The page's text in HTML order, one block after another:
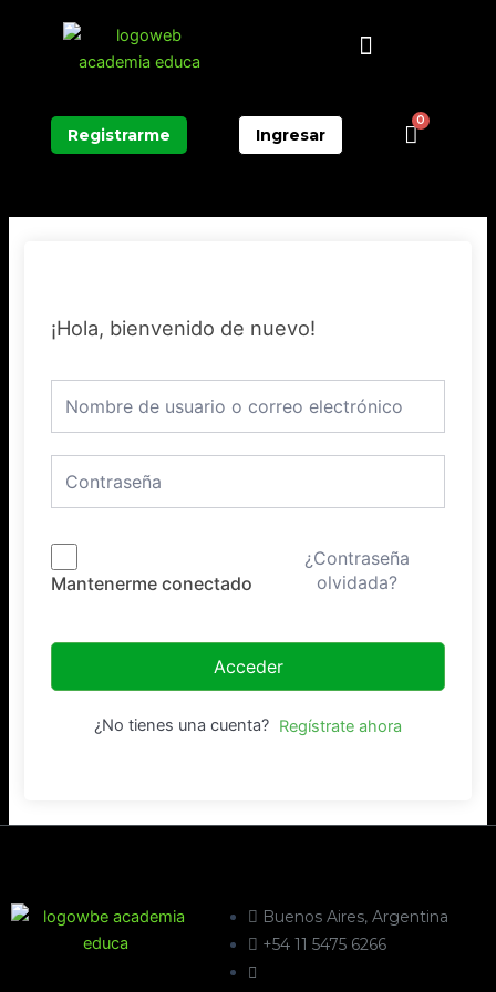
Menú
Registrarme Ingresar
0
¡Hola, bienvenido de nuevo!
Mantenerme conectado
¿Contraseña
olvidada?
Acceder
¿No tienes una cuenta? Regístrate ahora
Buenos Aires, Argentina
+54 11 5475 6266